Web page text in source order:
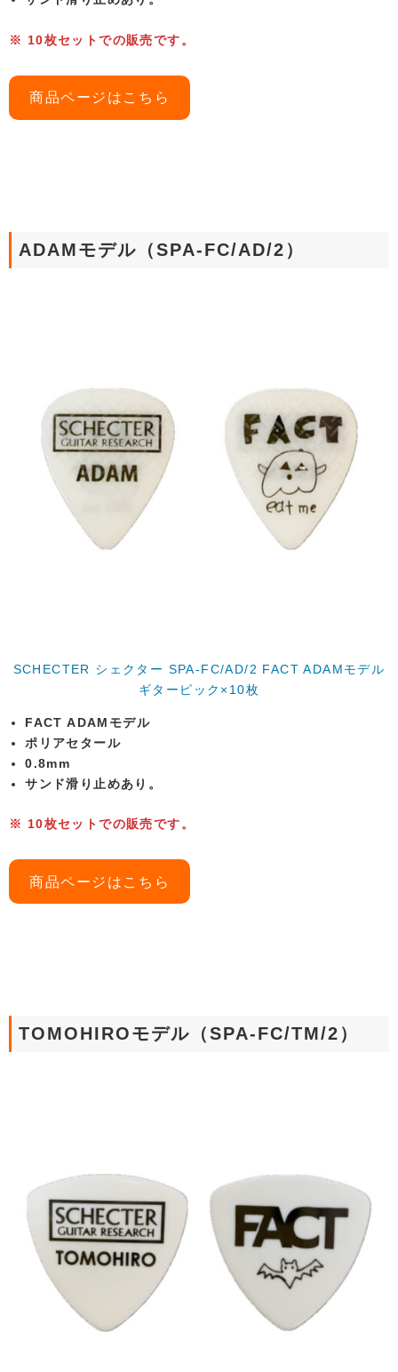
※ 10枚セットでの販売です。
商品ページはこちら
ADAMモデル（SPA-FC/AD/2）
SCHECTER シェクター SPA-FC/AD/2 FACT ADAMモデル
ギターピック×10枚
FACT ADAMモデル
ポリアセタール
0.8mm
サンド滑り止めあり。
※ 10枚セットでの販売です。
商品ページはこちら
TOMOHIROモデル（SPA-FC/TM/2）